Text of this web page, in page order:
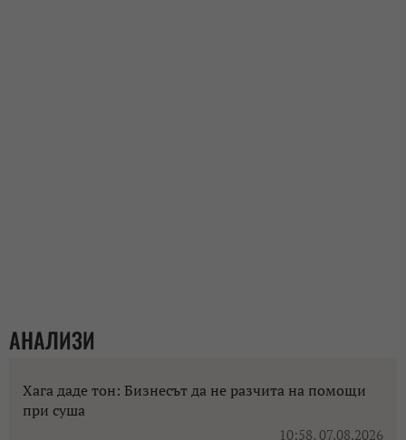
АНАЛИЗИ
Хага даде тон: Бизнесът да не разчита на помощи
при суша
10:58, 07.08.2026